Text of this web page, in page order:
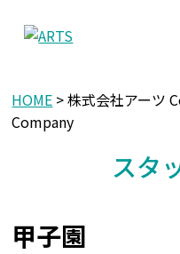
HOME > 株式会社アーツ
Company
スタ
甲子園